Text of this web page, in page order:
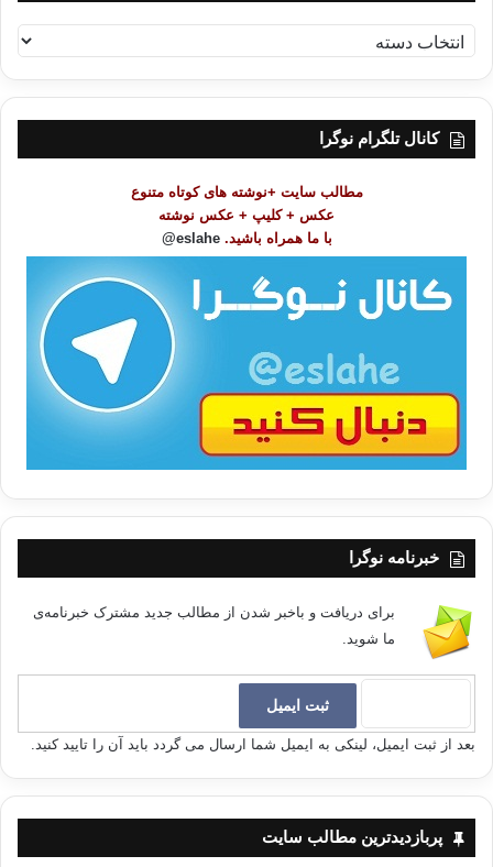
ه
ر
کانال تلگرام نوگرا
مطالب سایت +نوشته های کوتاه متنوع
عکس + کلیپ + عکس نوشته
با ما همراه باشید. eslahe@
خبرنامه نوگرا
برای دریافت و باخبر شدن از مطالب جدید مشترک خبرنامه‌ی
ما شوید.
بعد از ثبت ایمیل، لینکی به ایمیل شما ارسال می گردد باید آن را تایید کنید.
پربازدیدترین مطالب سایت